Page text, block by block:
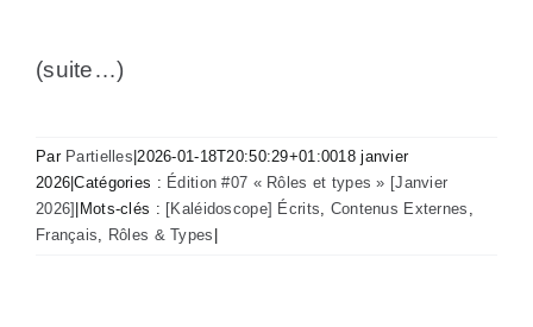
(suite…)
Par Partielles|2026-01-18T20:50:29+01:0018 janvier
2026|Catégories : Édition #07 « Rôles et types » [Janvier
2026]|Mots-clés : [Kaléidoscope] Écrits Contenus Externes
Français
Rôles & Types |